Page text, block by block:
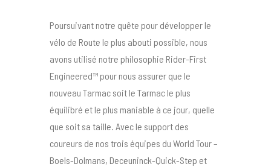
Poursuivant notre quête pour développer le
vélo de Route le plus abouti possible, nous
avons utilisé notre philosophie Rider-First
Engineered™ pour nous assurer que le
nouveau Tarmac soit le Tarmac le plus
équilibré et le plus maniable à ce jour, quelle
que soit sa taille. Avec le support des
coureurs de nos trois équipes du World Tour –
Boels-Dolmans, Deceuninck-Quick-Step et